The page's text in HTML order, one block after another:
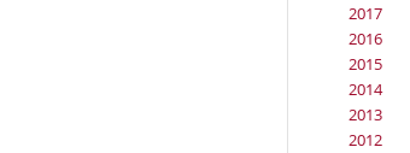
2017
2016
2015
2014
2013
2012